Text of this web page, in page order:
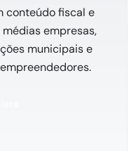
conteúdo fiscal e
empresas,
municipais e